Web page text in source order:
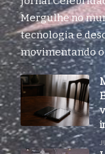
Mergulhe no
tecnologia e
movimentando